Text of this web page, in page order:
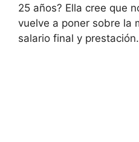
25 años? Ella cree que
vuelve a poner sobre la
salario final y prestación.